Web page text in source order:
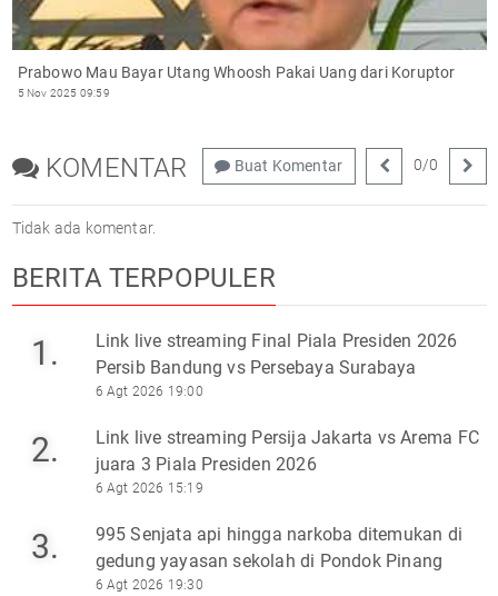
Prabowo Mau Bayar Utang Whoosh Pakai Uang dari Koruptor
5 Nov 2025 09:59
KOMENTAR Buat Komentar 0/0
Tidak ada komentar.
BERITA TERPOPULER
1.
Link live streaming Final Piala Presiden 2026
Persib Bandung vs Persebaya Surabaya
6 Agt 2026 19:00
2.
Link live streaming Persija Jakarta vs Arema FC
juara 3 Piala Presiden 2026
6 Agt 2026 15:19
3.
995 Senjata api hingga narkoba ditemukan di
gedung yayasan sekolah di Pondok Pinang
6 Agt 2026 19:30